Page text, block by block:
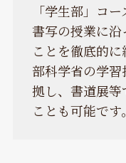
「学生部」コ
書写の授業に沿
ことを徹底的に
部科学省の学
拠し、書道展等
ことも可能です。